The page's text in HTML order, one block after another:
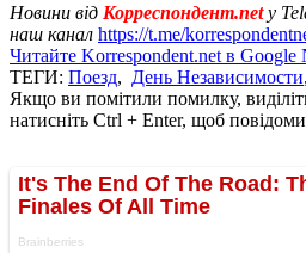
Новини від Корреспондент.net у
наш канал https://t.me/
Читайте Korrespondent.net в Google
ТЕГИ: Поезд, День Независимости
Якщо ви помітили помилку,
натисніть Ctrl + Enter, щоб